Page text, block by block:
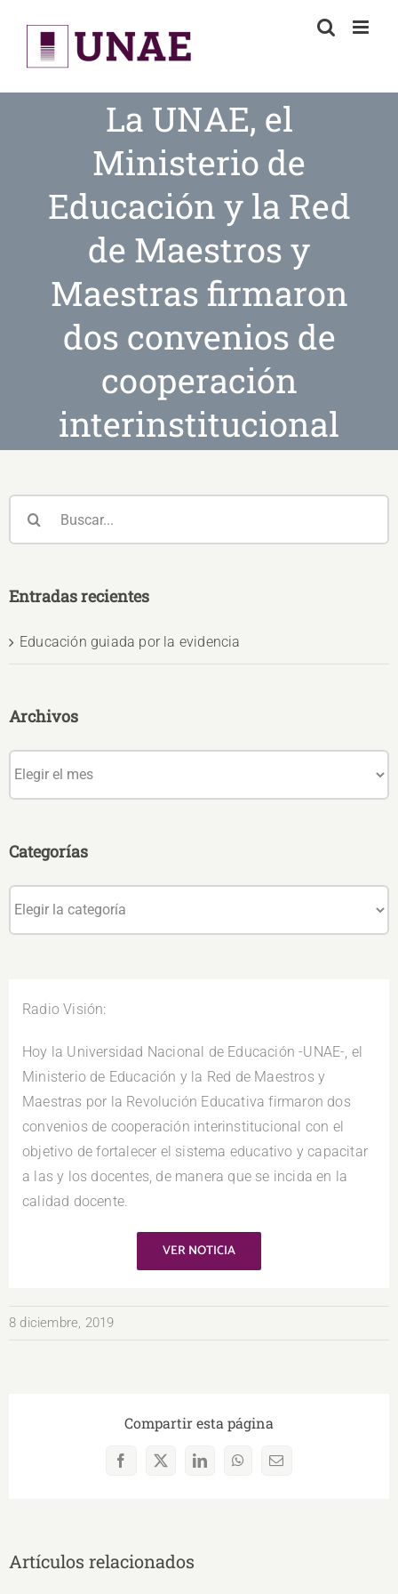
content
La UNAE, el
Ministerio de
Educación y la Red
de Maestros y
Maestras firmaron
dos convenios de
cooperación
interinstitucional
Radio Visión:
Hoy la Universidad Nacional de Educación -UNAE-, el
Ministerio de Educación y la Red de Maestros y
Maestras por la Revolución Educativa firmaron dos
convenios de cooperación interinstitucional con el
objetivo de fortalecer el sistema educativo y capacitar
a las y los docentes, de manera que se incida en la
calidad docente.
VER NOTICIA
8 diciembre, 2019
Compartir esta página
Facebook
X LinkedInWhatsAppCorreo
Artículos relacionados
Entradas recientes
Educación guiada por la evidencia
Archivos
Categorías